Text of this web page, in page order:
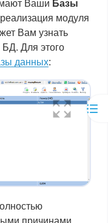
Ваши Базы
модуля
Вам узнать
Для этого
данных:
причинами